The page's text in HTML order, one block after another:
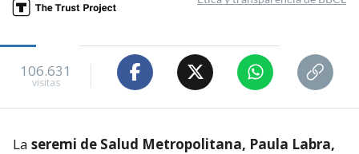
106.631
visitas
La seremi de Salud Metropolitana, Paula Labra,